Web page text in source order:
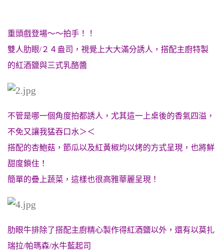
重頭戲登場～～拍手！！
雙人肋眼/２４盎司，視覺上大大滿分誘人， 搭配主廚特製
的紅酒鹽與三式乳酪醬
不管是哪一個角度拍都誘人，尤其這一上桌後的香氣四溢，
不免又讓我猛吞口水＞＜
搭配的杏鮑菇，節瓜以及紅黃椒均以烤的方式呈現，也將鮮
甜度鎖住！
簡單的疊上蔬菜，這樣也很高雅華麗呈現！
肋眼牛排除了搭配主廚精心製作得紅酒鹽以外，還有以莫扎
瑞拉/帕瑪森/水牛藍起司